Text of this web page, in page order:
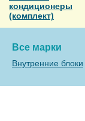
кондиционеры
(комплект)
Все марки
Внутренние блоки